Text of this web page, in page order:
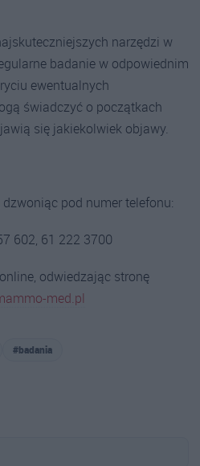
narzędzi w
badanie w odpowiednim
ewentualnych
świadczyć o początkach
się jakiekolwiek objawy.
pod numer telefonu:
602, 61 222 3700
odwiedzając stronę
med.pl
#badania